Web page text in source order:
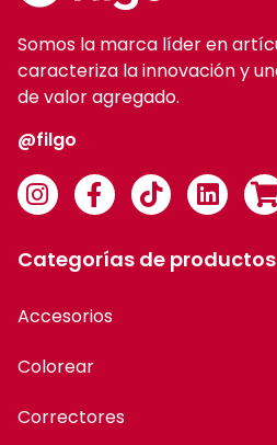
Somos la marca líder en
caracteriza la innovación y
de valor agregado.
@filgo
Categorías de productos
Accesorios
Colorear
Correctores